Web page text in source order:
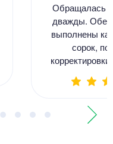
Обращалась
дважды. Обе
выполнены
сорок, по